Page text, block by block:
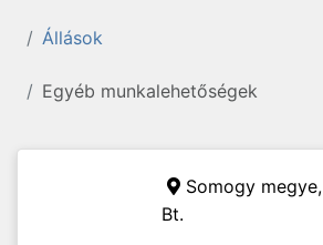
Állások
Egyéb munkalehetőségek
Somogy megye,
Bt.